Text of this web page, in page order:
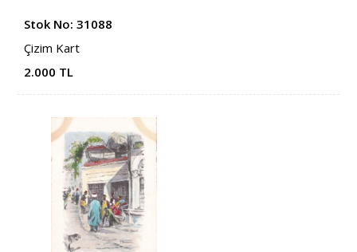
Stok No: 31088
Çizim Kart
2.000 TL